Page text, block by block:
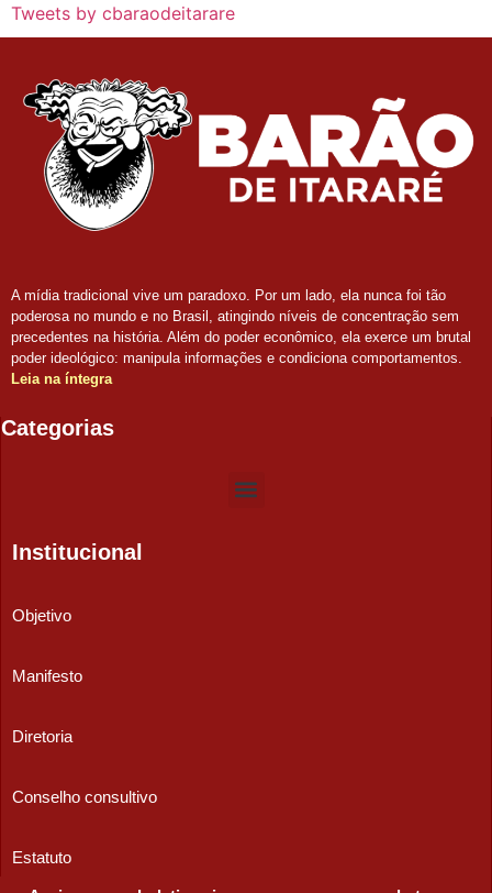
Tweets by cbaraodeitarare
A mídia tradicional vive um paradoxo. Por um lado, ela nunca foi tão
poderosa no mundo e no Brasil, atingindo níveis de concentração sem
precedentes na história. Além do poder econômico, ela exerce um brutal
poder ideológico: manipula informações e condiciona comportamentos.
Leia na íntegra
Categorias
Institucional
Objetivo
Manifesto
Diretoria
Conselho consultivo
Estatuto